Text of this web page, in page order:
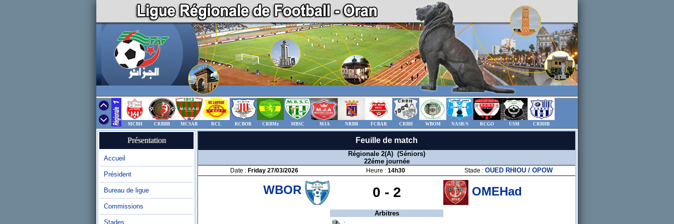
MCBH CRBBB MCSAB RCL RCBOR CRBMz MBSC MJA NRBB FCBAR CRBH WBOM NASR/S RCGO USM CRBHB
Présentation
Accueil
Président
Bureau de ligue
Commissions
Stades
Feuille de match
Régionale 2(A) (Séniors)
22éme journée
Date : Friday 27/03/2026 Heure : 14h30 Stade : OUED RHIOU / OPOW
WBOR 0 -2 OMEHad
Arbitres